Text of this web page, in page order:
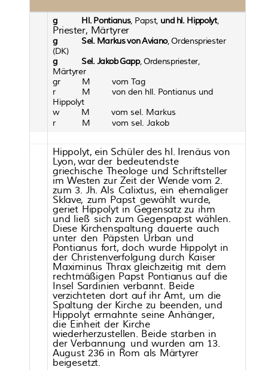
g Hl.Pontianus, Papst, und hl. Hippolyt,
Priester, Märtyrer
g Sel. MarkusvonAviano,Ordenspriester
(DK)
g
Sel.JakobGapp,Ordenspriester,
Märtyrer
gr
M
vom Tag
r
M
von den hll. Pontianus und
Hippolyt
w
M
vom sel. Markus
r
M vom sel. Jakob
Hippolyt, ein Schüler des hl. Irenäus von
Lyon, war der bedeutendste
griechische Theologe und Schriftsteller
im Westen zur Zeit der Wende vom 2.
zum 3. Jh. Als Calixtus, ein ehemaliger
Sklave, zum Papst gewählt wurde,
geriet Hippolyt in Gegensatz zu ihm
und ließ sich zum Gegenpapst wählen.
Diese Kirchenspaltung dauerte auch
unter den Päpsten Urban und
Pontianus fort, doch wurde Hippolyt in
der Christenverfolgung durch Kaiser
Maximinus Thrax gleichzeitig mit dem
rechtmäßigen Papst Pontianus auf die
Insel Sardinien verbannt. Beide
verzichteten dort auf ihr Amt, um die
Spaltung der Kirche zu beenden, und
Hippolyt ermahnte seine Anhänger,
die Einheit der Kirche
wiederherzustellen. Beide starben in
der Verbannung und wurden am 13.
August 236 in Rom als Märtyrer
beigesetzt.